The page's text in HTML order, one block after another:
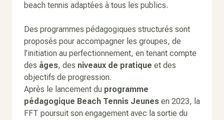
beach tennis adaptées à tous les publics.
Des programmes pédagogiques structurés sont
proposés pour accompagner les groupes, de
l’initiation au perfectionnement, en tenant compte
des âges, des niveaux de pratique et des
objectifs de progression.
Après le lancement du programme
pédagogique Beach Tennis Jeunes en 2023, la
FFT poursuit son engagement avec la sortie du